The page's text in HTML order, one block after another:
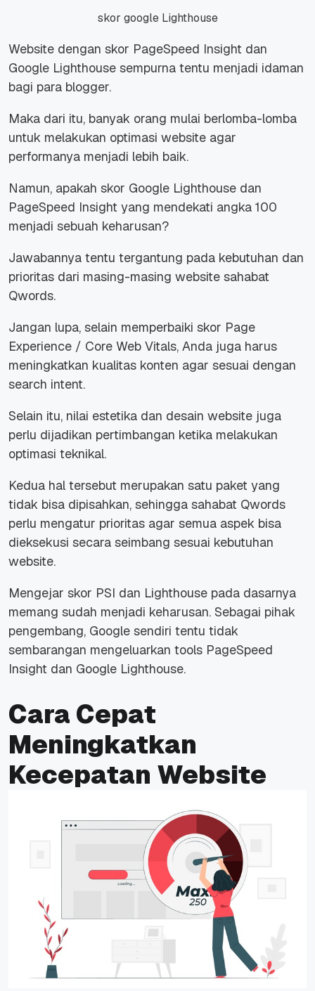
skor google Lighthouse
Website dengan skor PageSpeed Insight dan
Google Lighthouse sempurna tentu menjadi idaman
bagi para blogger.
Maka dari itu, banyak orang mulai berlomba-lomba
untuk melakukan optimasi website agar
performanya menjadi lebih baik.
Namun, apakah skor Google Lighthouse dan
PageSpeed Insight yang mendekati angka 100
menjadi sebuah keharusan?
Jawabannya tentu tergantung pada kebutuhan dan
prioritas dari masing-masing website sahabat
Qwords.
Jangan lupa, selain memperbaiki skor Page
Experience / Core Web Vitals, Anda juga harus
meningkatkan kualitas konten agar sesuai dengan
search intent.
Selain itu, nilai estetika dan desain website juga
perlu dijadikan pertimbangan ketika melakukan
optimasi teknikal.
Kedua hal tersebut merupakan satu paket yang
tidak bisa dipisahkan, sehingga sahabat Qwords
perlu mengatur prioritas agar semua aspek bisa
dieksekusi secara seimbang sesuai kebutuhan
website.
Mengejar skor PSI dan Lighthouse pada dasarnya
memang sudah menjadi keharusan. Sebagai pihak
pengembang, Google sendiri tentu tidak
sembarangan mengeluarkan tools PageSpeed
Insight dan Google Lighthouse.
Cara Cepat
Meningkatkan
Kecepatan Website